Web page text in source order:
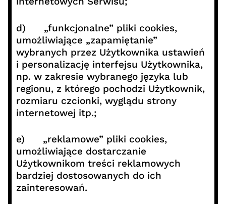
d) „funkcjonalne” pliki cookies,
umożliwiające „zapamiętanie”
wybranych przez Użytkownika ustawień
i personalizację interfejsu Użytkownika,
np. w zakresie wybranego języka lub
regionu, z którego pochodzi Użytkownik,
rozmiaru czcionki, wyglądu strony
internetowej itp.;
e) „reklamowe” pliki cookies,
umożliwiające dostarczanie
Użytkownikom treści reklamowych
bardziej dostosowanych do ich
zainteresowań.